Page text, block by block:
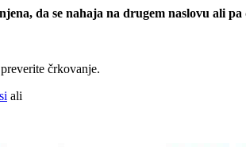
da se nahaja na drugem naslovu ali
črkovanje.
ali